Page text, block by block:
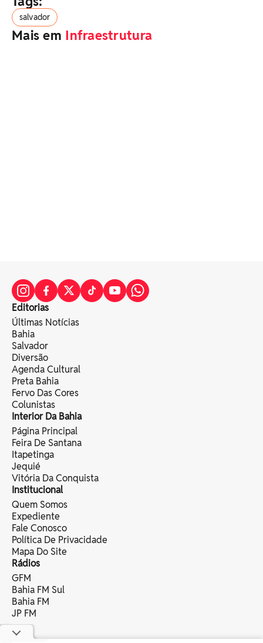
salvador
Mais em Infraestrutura
Editorias
Últimas Notícias
Bahia
Salvador
Diversão
Agenda Cultural
Preta Bahia
Fervo Das Cores
Colunistas
Interior Da Bahia
Página Principal
Feira De Santana
Itapetinga
Jequié
Vitória Da Conquista
Institucional
Quem Somos
Expediente
Fale Conosco
Política De Privacidade
Mapa Do Site
Rádios
GFM
Bahia FM Sul
Bahia FM
JP FM